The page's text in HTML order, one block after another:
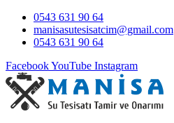
0543 631 90 64
manisasutesisatcim@gmail.com
0543 631 90 64
FacebookYouTube Instagram